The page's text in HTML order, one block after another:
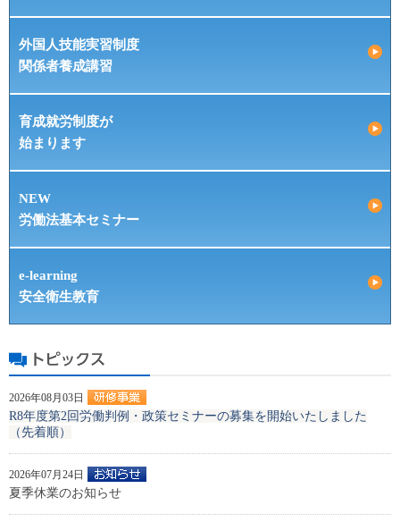
外国人技能実習制度
関係者養成講習
育成就労制度が
始まります
NEW
労働法基本セミナー
e-learning
安全衛生教育
2026年08月03日
R8年度第2回労働判例・政策セミナーの募集を開始いたしました
（先着順）
2026年07月24日
夏季休業のお知らせ